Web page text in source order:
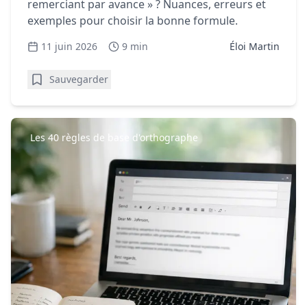
remerciant par avance » ? Nuances, erreurs et
exemples pour choisir la bonne formule.
11 juin 2026 9 min Éloi Martin
Sauvegarder
Les 40 règles de base d'orthographe